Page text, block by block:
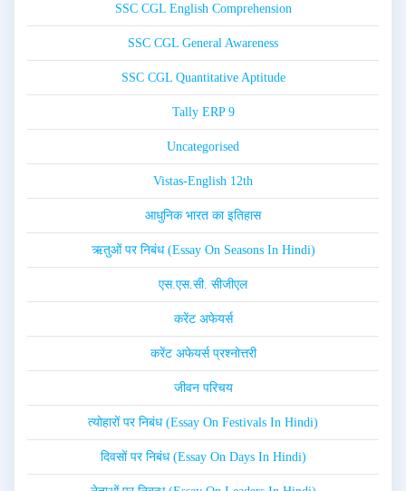
SSC CGL English Comprehension
SSC CGL General Awareness
SSC CGL Quantitative Aptitude
Tally ERP 9
Uncategorised
Vistas-English 12th
आधुनिक भारत का इतिहास
ऋतुओं पर निबंध (Essay On Seasons In Hindi)
एस.एस.सी. सीजीएल
करेंट अफेयर्स
करेंट अफेयर्स प्रश्नोत्तरी
जीवन परिचय
त्योहारों पर निबंध (Essay On Festivals In Hindi)
दिवसों पर निबंध (Essay On Days In Hindi)